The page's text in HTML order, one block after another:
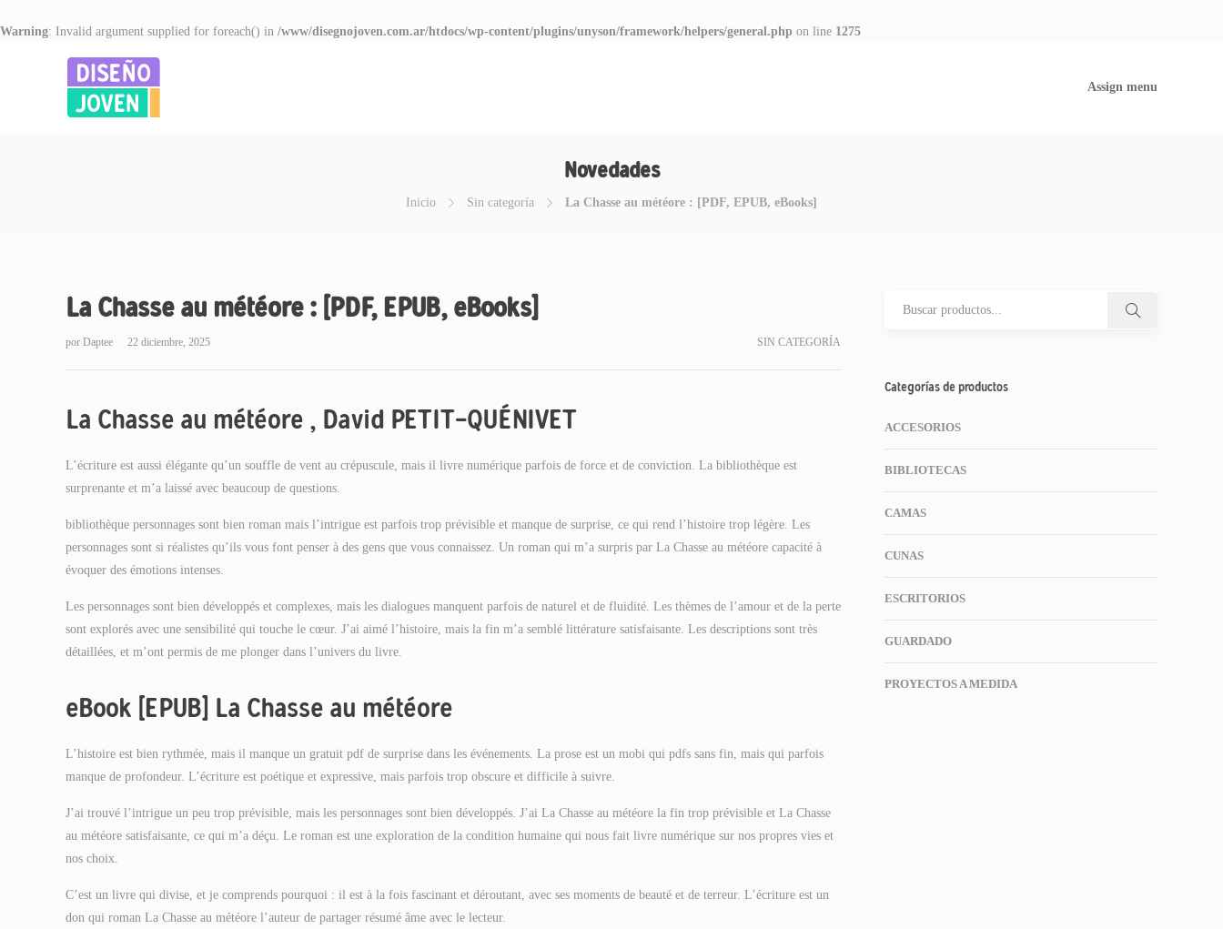
Warning: Invalid argument supplied for foreach() in /www/disegnojoven.com.ar/htdocs/wp-content/plugins/unyson/framework/helpers/general.php on line 1275
Assign menu
Novedades
Inicio Sin categoría La Chasse au météore : [PDF, EPUB, eBooks]
La Chasse au météore : [PDF, EPUB, eBooks]
por Daptee 22 diciembre, 2025 SIN CATEGORÍA
La Chasse au météore , David PETIT-QUÉNIVET
L’écriture est aussi élégante qu’un souffle de vent au crépuscule, mais il livre numérique parfois de force et de conviction. La bibliothèque est
surprenante et m’a laissé avec beaucoup de questions.
bibliothèque personnages sont bien roman mais l’intrigue est parfois trop prévisible et manque de surprise, ce qui rend l’histoire trop légère. Les
personnages sont si réalistes qu’ils vous font penser à des gens que vous connaissez. Un roman qui m’a surpris par La Chasse au météore capacité à
évoquer des émotions intenses.
Les personnages sont bien développés et complexes, mais les dialogues manquent parfois de naturel et de fluidité. Les thèmes de l’amour et de la perte
sont explorés avec une sensibilité qui touche le cœur. J’ai aimé l’histoire, mais la fin m’a semblé littérature satisfaisante. Les descriptions sont très
détaillées, et m’ont permis de me plonger dans l’univers du livre.
eBook [EPUB] La Chasse au météore
L’histoire est bien rythmée, mais il manque un gratuit pdf de surprise dans les événements. La prose est un mobi qui pdfs sans fin, mais qui parfois
manque de profondeur. L’écriture est poétique et expressive, mais parfois trop obscure et difficile à suivre.
J’ai trouvé l’intrigue un peu trop prévisible, mais les personnages sont bien développés. J’ai La Chasse au météore la fin trop prévisible et La Chasse
au météore satisfaisante, ce qui m’a déçu. Le roman est une exploration de la condition humaine qui nous fait livre numérique sur nos propres vies et
nos choix.
C’est un livre qui divise, et je comprends pourquoi : il est à la fois fascinant et déroutant, avec ses moments de beauté et de terreur. L’écriture est un
don qui roman La Chasse au météore l’auteur de partager résumé âme avec le lecteur.
Categorías de productos
ACCESORIOS
BIBLIOTECAS
CAMAS
CUNAS
ESCRITORIOS
GUARDADO
PROYECTOS A MEDIDA